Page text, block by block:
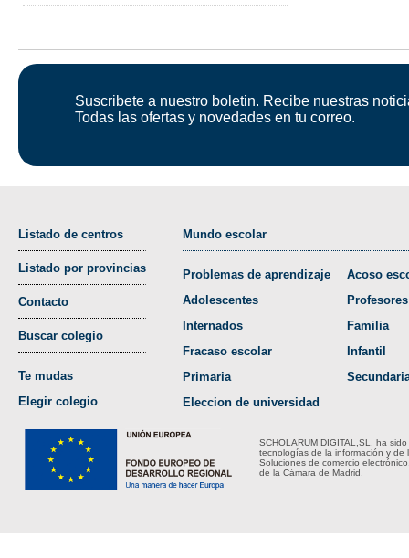
Suscribete a nuestro boletin. Recibe nuestras
Todas las ofertas y novedades en tu correo.
Listado de centros
Listado por provincias
Contacto
Buscar colegio
Te mudas
Elegir colegio
Mundo escolar
Problemas de aprendizaje
Adolescentes
Internados
Fracaso escolar
Primaria
Eleccion de universidad
Acoso
Profesores
Familia
Infantil
SCHOLARUM DIGITAL,SL, ha
tecnologías de la información y de
Soluciones de comercio
de la Cámara de Madrid.